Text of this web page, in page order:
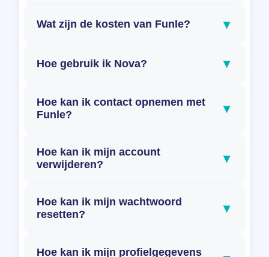
Wat zijn de kosten van Funle? ▾
Hoe gebruik ik Nova? ▾
Hoe kan ik contact opnemen met
Funle?
▾
Hoe kan ik mijn account
verwijderen?
▾
Hoe kan ik mijn wachtwoord
resetten?
▾
Hoe kan ik mijn profielgegevens